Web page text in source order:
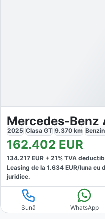
Mercedes-Benz
2025 Clasa GT 9.370 km
162.402 EUR
134.217 EUR + 21% TVA
Leasing de la 1.634 EUR/luna cu
juridice.
Sună WhatsApp